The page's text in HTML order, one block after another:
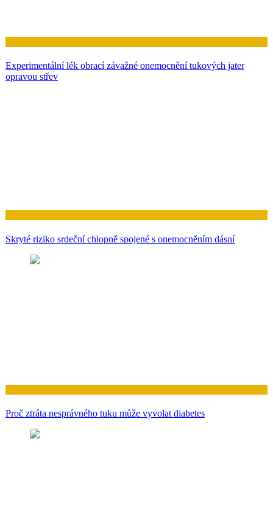
Experimentální lék obrací závažné onemocnění tukových jater
opravou střev
Skryté riziko srdeční chlopně spojené s onemocněním dásní
Proč ztráta nesprávného tuku může vyvolat diabetes